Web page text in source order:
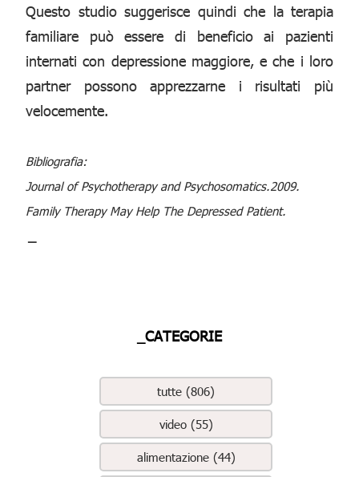
Questo studio suggerisce quindi che la terapia
familiare può essere di beneficio ai pazienti
internati con depressione maggiore, e che i loro
partner possono apprezzarne i risultati più
velocemente.
Bibliografia:
Journal of Psychotherapy and Psychosomatics.2009.
Family Therapy May Help The Depressed Patient.
_CATEGORIE
tutte (806)
video (55)
alimentazione (44)